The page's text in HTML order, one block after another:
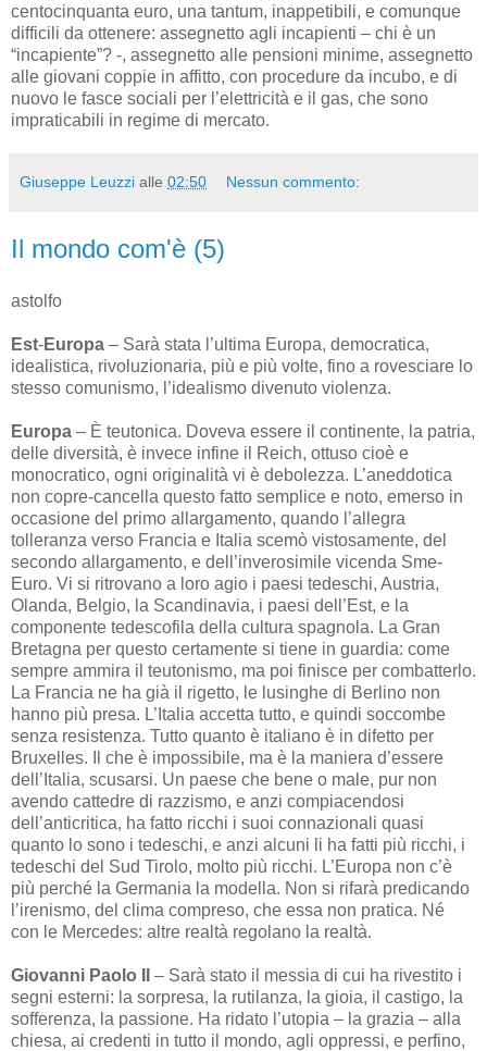
centocinquanta euro, una tantum, inappetibili, e comunque
difficili da ottenere: assegnetto agli incapienti – chi è un
“incapiente”? -, assegnetto alle pensioni minime, assegnetto
alle giovani coppie in affitto, con procedure da incubo, e di
nuovo le fasce sociali per l’elettricità e il gas, che sono
impraticabili in regime di mercato.
Giuseppe Leuzzi alle 02:50 Nessun commento:
Il mondo com'è (5)
astolfo
Est-Europa – Sarà stata l’ultima Europa, democratica,
idealistica, rivoluzionaria, più e più volte, fino a rovesciare lo
stesso comunismo, l’idealismo divenuto violenza.
Europa – È teutonica. Doveva essere il continente, la patria,
delle diversità, è invece infine il Reich, ottuso cioè e
monocratico, ogni originalità vi è debolezza. L’aneddotica
non copre-cancella questo fatto semplice e noto, emerso in
occasione del primo allargamento, quando l’allegra
tolleranza verso Francia e Italia scemò vistosamente, del
secondo allargamento, e dell’inverosimile vicenda Sme-
Euro. Vi si ritrovano a loro agio i paesi tedeschi, Austria,
Olanda, Belgio, la Scandinavia, i paesi dell’Est, e la
componente tedescofila della cultura spagnola. La Gran
Bretagna per questo certamente si tiene in guardia: come
sempre ammira il teutonismo, ma poi finisce per combatterlo.
La Francia ne ha già il rigetto, le lusinghe di Berlino non
hanno più presa. L’Italia accetta tutto, e quindi soccombe
senza resistenza. Tutto quanto è italiano è in difetto per
Bruxelles. Il che è impossibile, ma è la maniera d’essere
dell’Italia, scusarsi. Un paese che bene o male, pur non
avendo cattedre di razzismo, e anzi compiacendosi
dell’anticritica, ha fatto ricchi i suoi connazionali quasi
quanto lo sono i tedeschi, e anzi alcuni li ha fatti più ricchi, i
tedeschi del Sud Tirolo, molto più ricchi. L’Europa non c’è
più perché la Germania la modella. Non si rifarà predicando
l’irenismo, del clima compreso, che essa non pratica. Né
con le Mercedes: altre realtà regolano la realtà.
Giovanni Paolo
– Sarà stato il messia di cui ha rivestito i
segni esterni: la sorpresa, la rutilanza, la gioia, il castigo, la
sofferenza, la passione. Ha ridato l’utopia – la grazia – alla
chiesa, ai credenti in tutto il mondo, agli oppressi, e perfino,